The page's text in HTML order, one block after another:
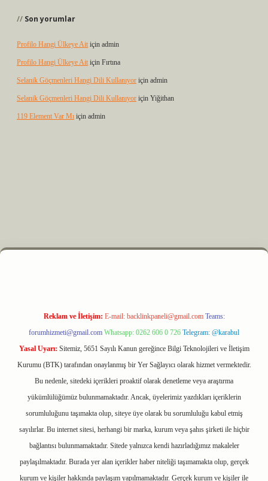
Son yorumlar
Profilo Hangi Ülkeye Ait için admin
Profilo Hangi Ülkeye Ait için Fırtına
Selanik Göçmenleri Hangi Dili Kullanıyor için admin
Selanik Göçmenleri Hangi Dili Kullanıyor için Yiğithan
119 Element Var Mı için admin
Reklam ve İletişim: E-mail: backlinkpaneli@gmail.com Teams:
forumhizmeti@gmail.com Whatsapp: 0262 606 0 726 Telegram: @karabul
Yasal Uyarı: Sitemiz, 5651 Sayılı Kanun gereğince Bilgi Teknolojileri ve İletişim
Kurumu (BTK) tarafından onaylanmış bir Yer Sağlayıcı olarak hizmet vermektedir.
Bu nedenle, sitedeki içerikleri proaktif olarak denetleme veya araştırma
yükümlülüğümüz bulunmamaktadır. Ancak, üyelerimiz yazdıkları içeriklerin
sorumluluğunu taşımakta olup, siteye üye olarak bu sorumluluğu kabul etmiş
sayılırlar. Bu internet sitesi, herhangi bir marka, kurum veya şahıs şirketi ile hiçbir
bağlantısı bulunmamaktadır. Sitede yalnızca kendi hazırladığımız makaleler
paylaşılmaktadır. Burada yer alan içerikler haber niteliği taşımamakta olup, gerçek
kurum ve kişiler hakkında paylaşım yapılmamaktadır. Gerçek kurum ve kişiler ile